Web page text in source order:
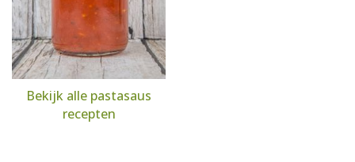
Bekijk alle pastasaus
recepten